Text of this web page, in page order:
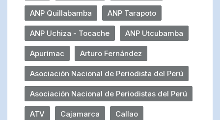
ANP Quillabamba ANP Tarapoto
ANP Uchiza - Tocache ANP Utcubamba
Apurímac Arturo Fernández
Asociación Nacional de Periodista del Perú
Asociación Nacional de Periodistas del Perú
ATV Cajamarca Callao